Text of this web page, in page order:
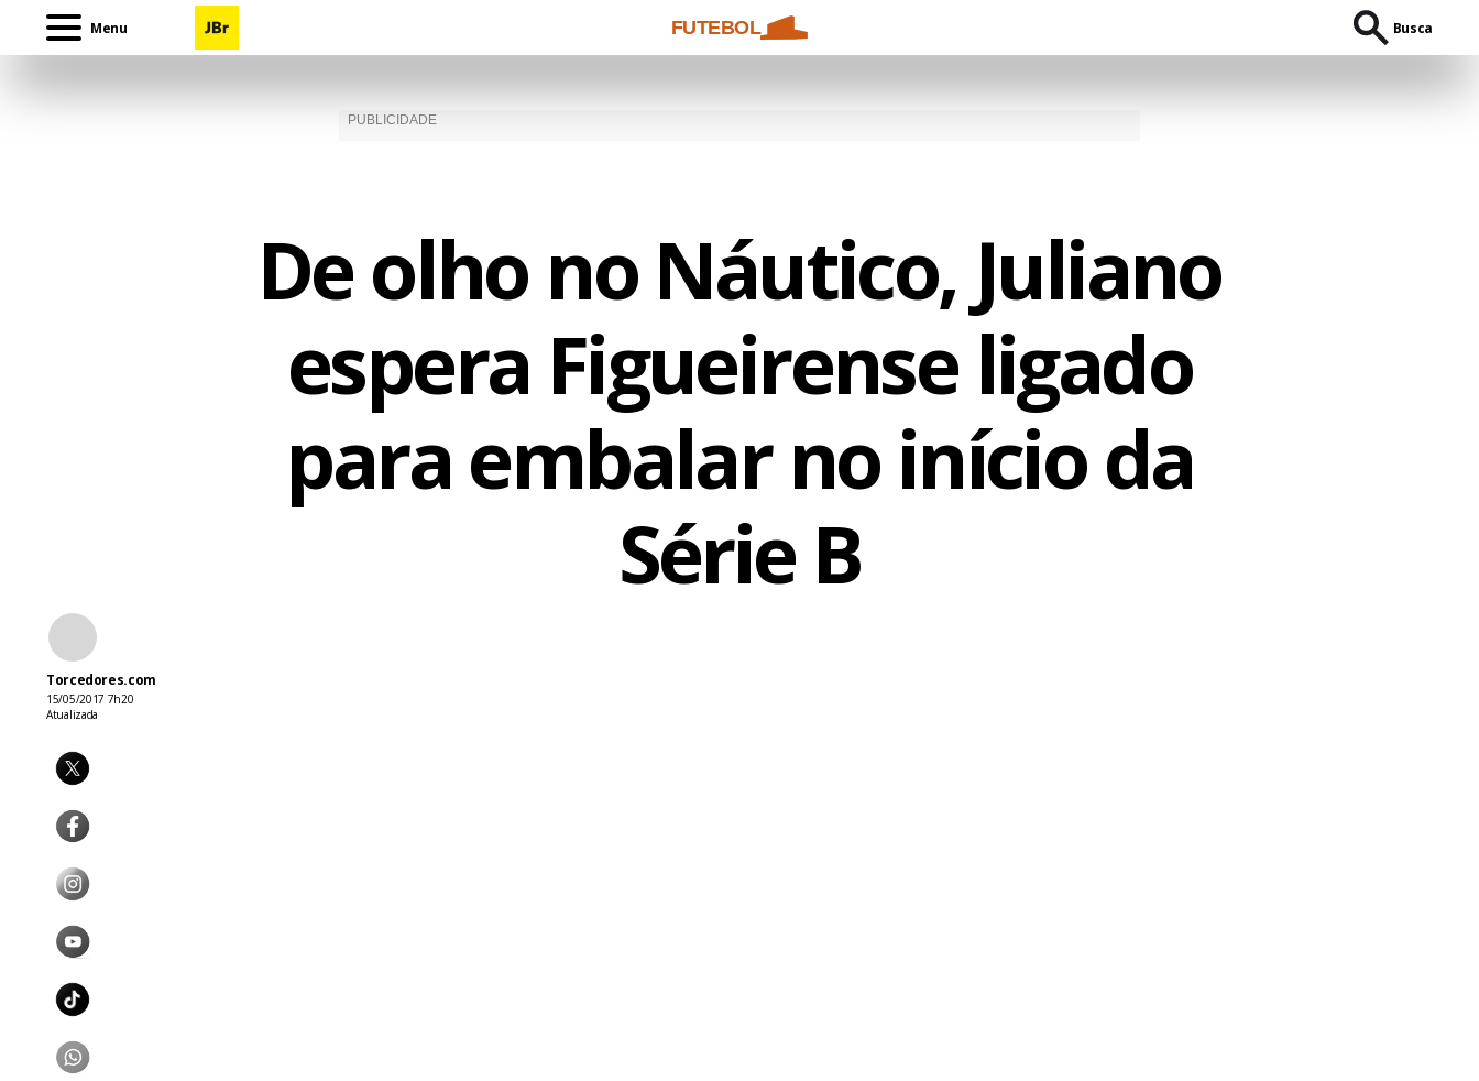
Menu FUTEBOL Busca
De olho no Náutico, Juliano
espera Figueirense ligado
para embalar no início da
Série B
Torcedores.com
15/05/2017 7h20
Atualizada